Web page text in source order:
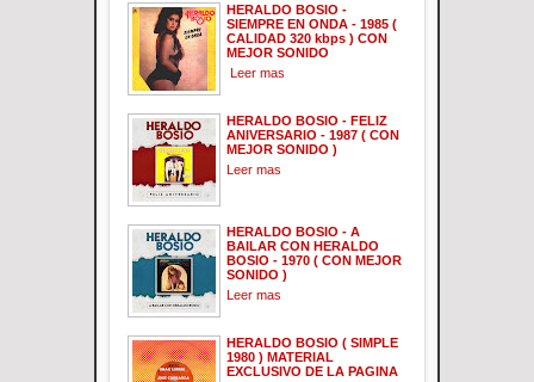
HERALDO BOSIO -
SIEMPRE EN ONDA - 1985 (
CALIDAD 320 kbps ) CON
MEJOR SONIDO
Leer mas
HERALDO BOSIO - FELIZ
ANIVERSARIO - 1987 ( CON
MEJOR SONIDO )
Leer mas
HERALDO BOSIO - A
BAILAR CON HERALDO
BOSIO - 1970 ( CON MEJOR
SONIDO )
Leer mas
HERALDO BOSIO ( SIMPLE
1980 ) MATERIAL
EXCLUSIVO DE LA PAGINA